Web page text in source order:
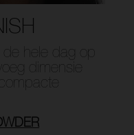
hele dag op
dimensie